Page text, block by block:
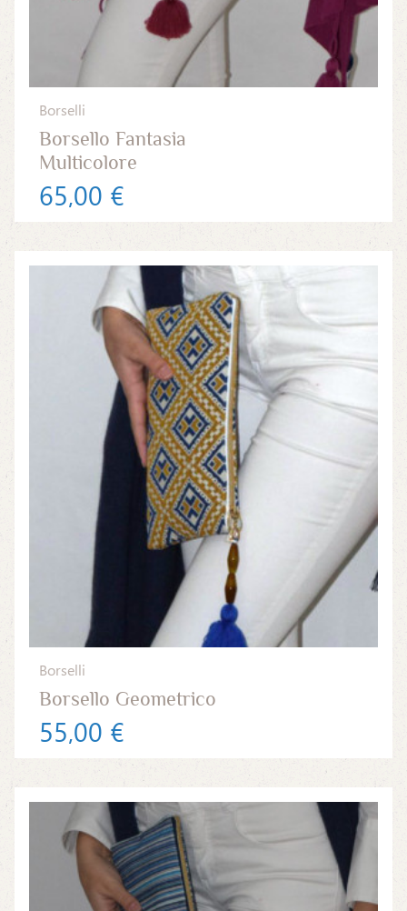
Borselli
Borsello Fantasia
Multicolore
65,00 €
Borselli
Borsello Geometrico
55,00 €